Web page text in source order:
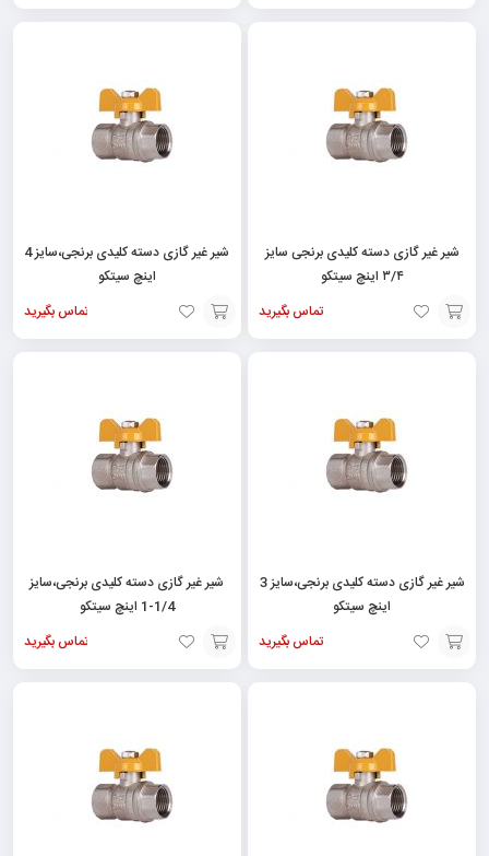
افزودن
افزودن
شیر غیر گازی دسته کلیدی برنجی سایز
۳/۴ اینچ سیتکو
تماس بگیرید
افزودن
شیر غیر گازی دسته کلیدی برنجی،سایز 4
اینچ سیتکو
تماس بگیرید
افزودن
شیر غیر گازی دسته کلیدی برنجی،سایز 3
اینچ سیتکو
تماس بگیرید
افزودن
شیر غیر گازی دسته کلیدی برنجی،سایز
1/4-1 اینچ سیتکو
تماس بگیرید
افزودن